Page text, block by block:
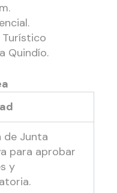
Quindío.
de Junta
para aprobar
y